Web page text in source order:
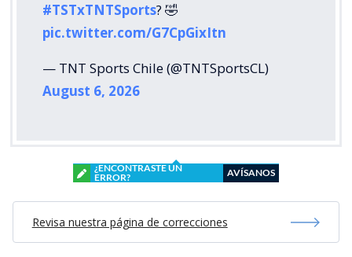
#TSTxTNTSports? 🤣
pic.twitter.com/G7CpGixItn
— TNT Sports Chile (@TNTSportsCL)
August 6, 2026
¿ENCONTRASTE UN
ERROR?
AVÍSANOS
Revisa nuestra página de correcciones